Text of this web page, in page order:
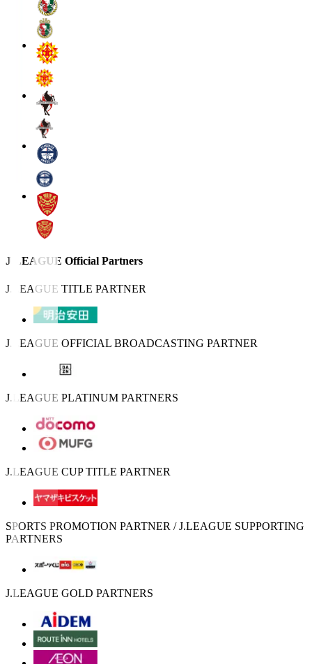
J.LEAGUE Official Partners
J.LEAGUE TITLE PARTNER
J.LEAGUE OFFICIAL BROADCASTING PARTNER
J.LEAGUE PLATINUM PARTNERS
J.LEAGUE CUP TITLE PARTNER
SPORTS PROMOTION PARTNER / J.LEAGUE SUPPORTING
PARTNERS
J.LEAGUE GOLD PARTNERS